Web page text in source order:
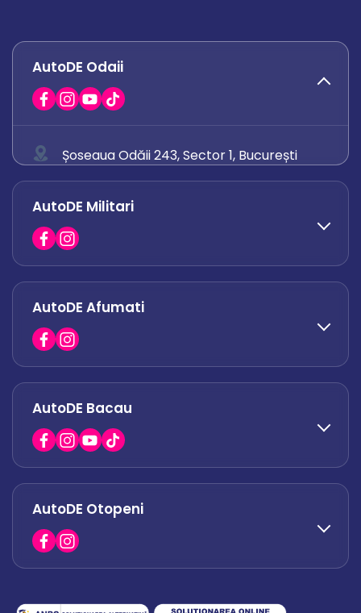
AutoDE Odaii
Șoseaua Odăii 243, Sector 1, București
0742 444 194
office.odaii@autode.ro
AutoDE Militari
0758 338 428
office.militari@autode.ro
AutoDE Afumati
0751 628 054
AutoDE Bacau
0730 063 852
0730 063 851
AutoDE Otopeni